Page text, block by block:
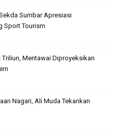
Sumbar Apresiasi
Sport Tourism
Mentawai Diproyeksikan
Nagari, Ali Muda Tekankan